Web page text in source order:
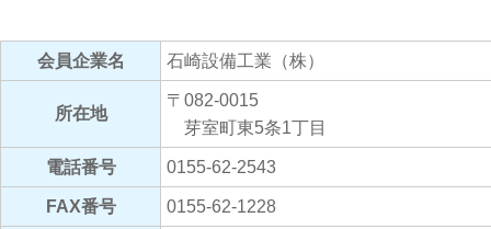
会員企業名 石崎設備工業（株）
所在地
〒082-0015
芽室町東5条1丁目
電話番号 0155-62-2543
FAX番号 0155-62-1228